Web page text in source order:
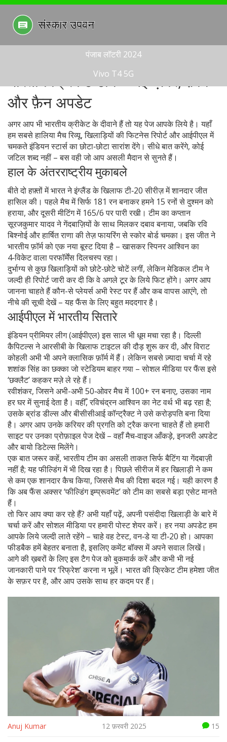
पंजाब लॉटरी 2024
Vivo T4 5G
भारतीय क्रिकेट टीम – नई ख़बरें, फ़ॉर्म
और फ़ैन अपडेट
अगर आप भी भारतीय क्रीकेट के दीवाने हैं तो यह पेज आपके लिये है। यहाँ
हम सबसे हालिया मैच रिव्यू, खिलाड़ियों की फिटनेस रिपोर्ट और आईपीएल में
चमकते इंडियन स्टार्स का छोटा‑छोटा सारांश देंगे। सीधे बात करेंगे, कोई
जटिल शब्द नहीं – बस वही जो आप असली मैदान से सुनते हैं।
हाल के अंतरराष्ट्रीय मुकाबले
बीते दो हफ़्तों में भारत ने इंग्लैंड के खिलाफ टी‑20 सीरीज़ में शानदार जीत
हासिल की। पहले मैच में सिर्फ 181 रन बनाकर हमने 15 रनों से दुश्मन को
हराया, और दूसरी मीटिंग में 165/6 पर पारी रखी। टीम का कप्तान
सूरजकुमार यादव ने गेंदबाज़ियों के साथ मिलकर दबाव बनाया, जबकि रवि
बिश्नोई और हार्षित राणा की तेज़ फायरिंग से स्कोर बोर्ड चमका। इस जीत ने
भारतीय फ़ॉर्म को एक नया बूस्ट दिया है – खासकर स्पिनर आश्विन का
4‑विकेट वाला परफॉर्मेंस दिलचस्प रहा।
दुर्भाग्य से कुछ खिलाड़ियों को छोटे‑छोटे चोटें लगीं, लेकिन मेडिकल टीम ने
जल्दी ही रिपोर्ट जारी कर दी कि वे अगले टूर के लिये फिट होंगे। अगर आप
जानना चाहते हैं कौन-से प्लेयर्स अभी रेस्ट पर हैं और कब वापस आएंगे, तो
नीचे की सूची देखें – यह फैंस के लिए बहुत मददगार है।
आईपीएल में भारतीय सितारे
इंडियन प्रीमियर लीग (आईपीएल) इस साल भी धूम मचा रहा है। दिल्ली
कैपिटल्स ने आरसीबी के खिलाफ टाइटल की दौड़ शुरू कर दी, और विराट
कोहली अभी भी अपने क्लासिक फ़ॉर्म में हैं। लेकिन सबसे ज़्यादा चर्चा में रहे
शशांक सिंह का छक्का जो स्टेडियम बाहर गया – सोशल मीडिया पर फैंस इसे
‘छक्लैट’ कहकर मज़े ले रहे हैं।
रवीशंकर, जिसने अभी-अभी 50‑ओवर मैच में 100+ रन बनाए, उसका नाम
हर घर में सुनाई देता है। वहीँ, रविचंद्रन आश्विन का नेट वर्थ भी बढ़ रहा है;
उसके ब्रांड डील्स और बीसीसीआई कॉन्ट्रैक्ट ने उसे करोड़पति बना दिया
है। अगर आप उनके करियर की प्रगति को ट्रैक करना चाहते हैं तो हमारी
साइट पर उनका प्रोफ़ाइल पेज देखें – वहाँ मैच‑वाइज आँकड़े, इनजरी अपडेट
और बायो डिटेल्स मिलेंगे।
एक बात जरूर कहें, भारतीय टीम का असली ताकत सिर्फ बैटिंग या गेंदबाज़ी
नहीं है; यह फील्डिंग में भी दिख रहा है। पिछले सीरीज में हर खिलाड़ी ने कम
से कम एक शानदार कैच किया, जिससे मैच की दिशा बदल गई। यही कारण है
कि अब फैंस अक्सर ‘फील्डिंग इम्प्रूवमेंट’ को टीम का सबसे बड़ा एसेट मानते
हैं।
तो फिर आप क्या कर रहे हैं? अभी यहाँ पढ़ें, अपनी पसंदीदा खिलाड़ी के बारे में
चर्चा करें और सोशल मीडिया पर हमारी पोस्ट शेयर करें। हर नया अपडेट हम
आपके लिये जल्दी लाते रहेंगे – चाहे वह टेस्ट, वन‑डे या टी‑20 हो। आपका
फीडबैक हमें बेहतर बनाता है, इसलिए कमेंट बॉक्स में अपने सवाल लिखें।
आगे की ख़बरों के लिए इस टैग पेज को बुकमार्क करें और कभी भी नई
जानकारी पाने पर ‘रिफ्रेश’ करना न भूलें। भारत की क्रिकेट टीम हमेशा जीत
के सफ़र पर है, और आप उसके साथ हर कदम पर हैं।
Anuj Kumar 12 फ़रवरी 2025 15